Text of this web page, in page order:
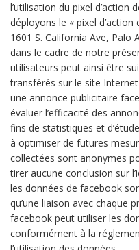
l’utilisation du pixel d’action
déployons le « pixel
1601 S. California Ave, Palo
dans le cadre de notre
utilisateurs peut ainsi être
transférés sur le site
une annonce publicitaire
évaluer l’efficacité des
fins de statistiques et
à optimiser de futures
collectées sont anonymes
tirer aucune conclusion sur
les données de facebook
qu’une liaison avec chaque
facebook peut utiliser les
conformément à la